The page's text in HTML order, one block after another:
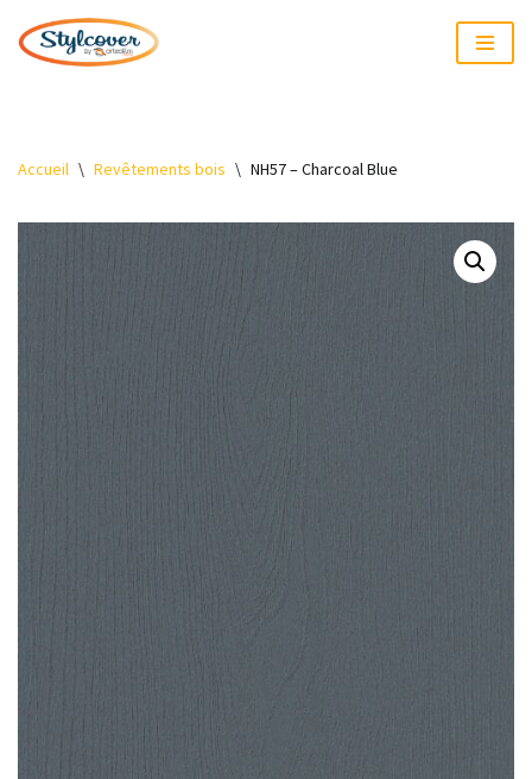
Aller
Accueil \ Revêtements bois \ NH57 – Charcoal Blue